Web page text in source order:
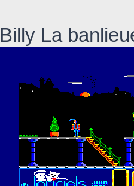
Billy La